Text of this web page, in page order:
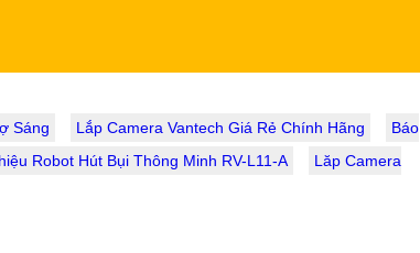
Sáng Lắp Camera Vantech Giá Rẻ Chính Hãng
Báo
Robot Hút Bụi Thông Minh RV-L11-A
Lăp Camera